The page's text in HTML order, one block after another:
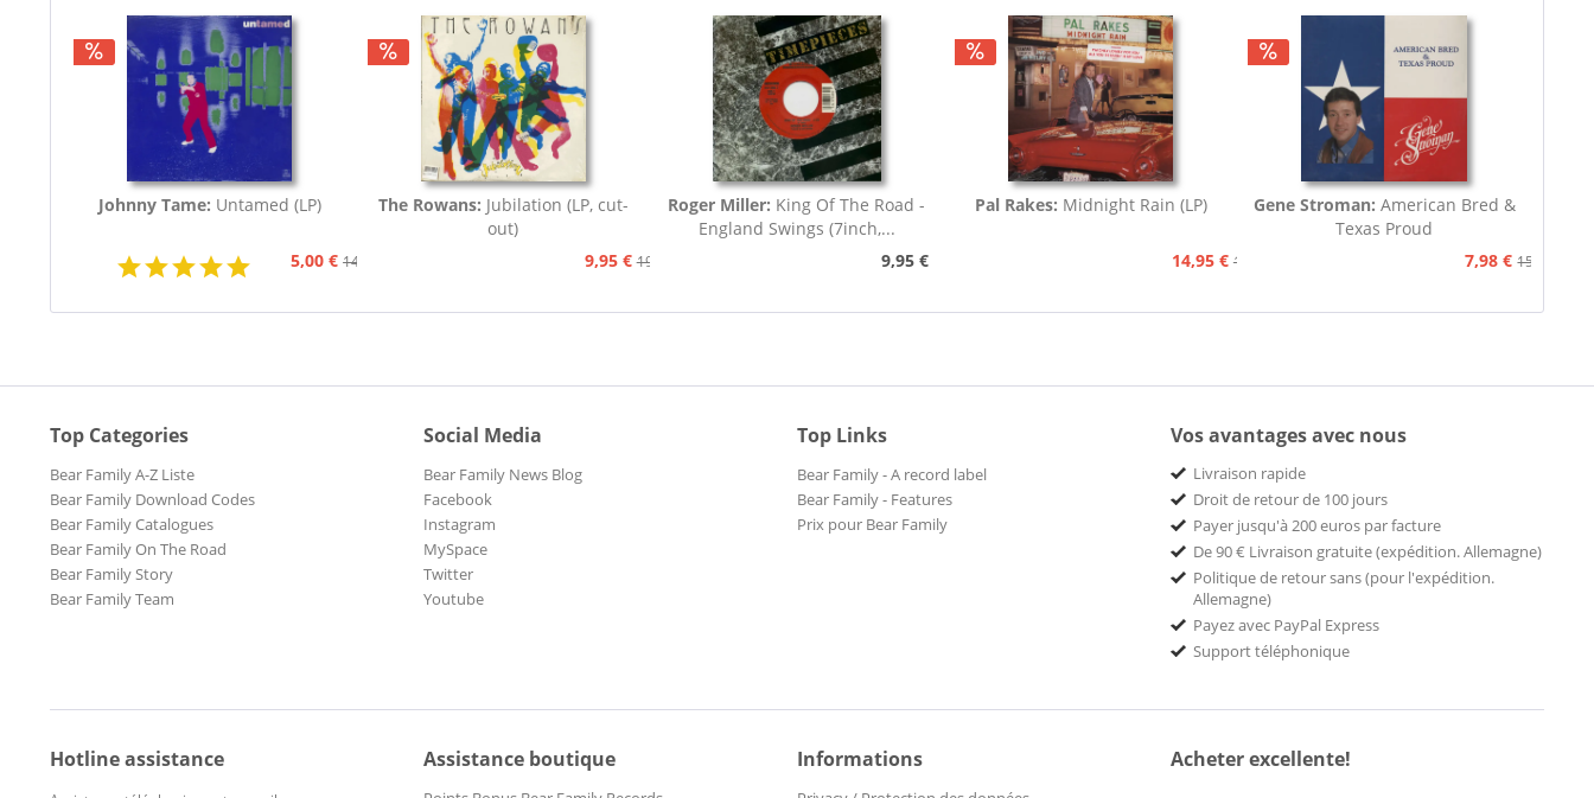
Johnny Tame: Untamed (LP)
5,00 € 14,95 €
The Rowans: Jubilation (LP, cut-
out)
9,95 € 19,95 €
Roger Miller: King Of The Road -
England Swings (7inch,...
9,95 €
Pal Rakes: Midnight Rain (LP)
14,95 € 15,90 €
Gene Stroman: American Bred &
Texas Proud
7,98 € 15,90 €
Top Categories
Bear Family A-Z Liste
Bear Family Download Codes
Bear Family Catalogues
Bear Family On The Road
Bear Family Story
Bear Family Team
Social Media
Bear Family News Blog
Facebook
Instagram
MySpace
Twitter
Youtube
Top Links
Bear Family - A record label
Bear Family - Features
Prix pour Bear Family
Vos avantages avec nous
Livraison rapide
Droit de retour de 100 jours
Payer jusqu'à 200 euros par facture
De 90 € Livraison gratuite (expédition. Allemagne)
Politique de retour sans (pour l'expédition.
Allemagne)
Payez avec PayPal Express
Support téléphonique
Hotline assistance Assistance boutique Informations Acheter excellente!